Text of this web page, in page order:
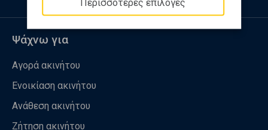
Περισσότερες επιλογές
Ψάχνω για
Αγορά ακινήτου
Ενοικίαση ακινήτου
Ανάθεση ακινήτου
Ζήτηση ακινήτου